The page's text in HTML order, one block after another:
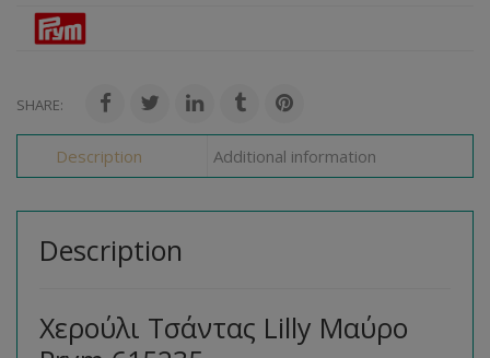
SHARE:
Description Additional information
Description
Χερούλι Τσάντας Lilly Μαύρο